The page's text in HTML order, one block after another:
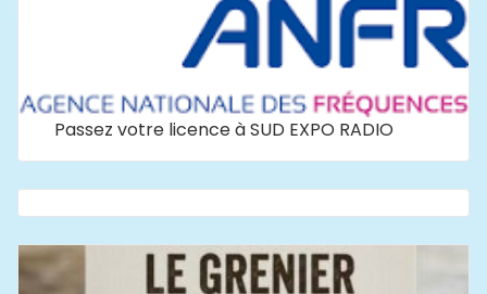
Passez votre licence à SUD EXPO RADIO